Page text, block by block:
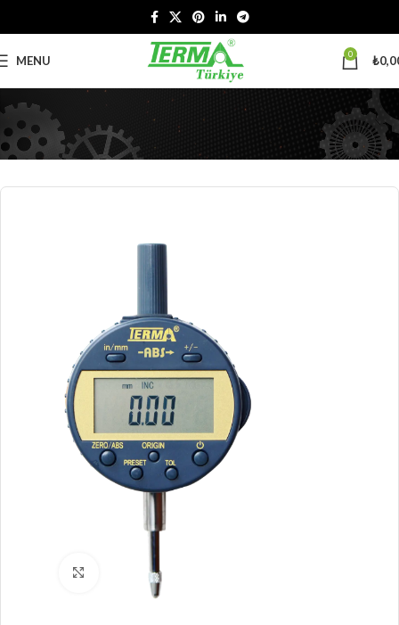
MENU 0 ₺
Büyütmek için tıklayın